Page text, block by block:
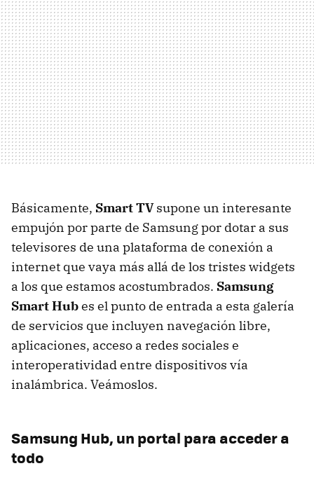
Básicamente, Smart TVsupone un interesante
empujón por parte de Samsung por dotar a sus
televisores de una plataforma de conexión a
internet que vaya más allá de los tristes widgets
a los que estamos acostumbrados. Samsung
Smart Hubes el punto de entrada a esta galería
de servicios que incluyen navegación libre,
aplicaciones, acceso a redes sociales e
interoperatividad entre dispositivos vía
inalámbrica. Veámoslos.
Samsung Hub, un portal para acceder a
todo